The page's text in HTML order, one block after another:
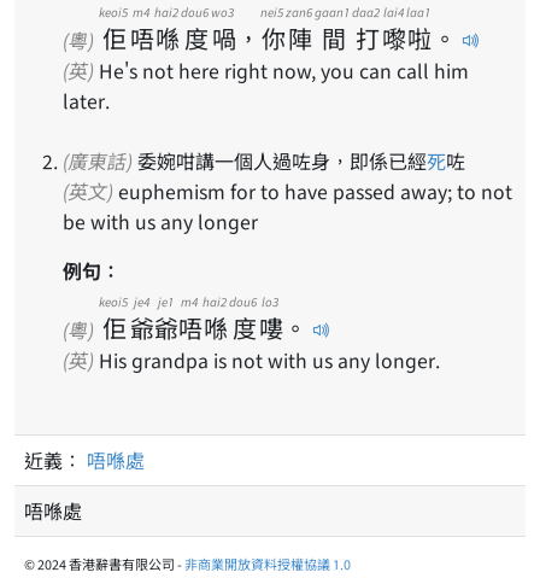
(粵) 佢
keoi5
唔
m4
喺
hai2
度
dou6
喎
wo3
， 你
nei5
陣
zan6
間
gaan1
打
daa2
嚟
lai4
啦
laa1
。
(英) He's not here right now, you can call him
later.
(廣東話) 委婉咁講一個人過咗身，即係已經死咗
(英文)
be with us any longer
例句：
(粵) 佢
keoi5
爺
je4
爺
je1
唔
m4
喺
hai2
度
dou6
嘍
lo3
。
(英) His grandpa is not with us any longer.
近義： 唔喺處
唔喺處
© 2024 香港辭書有限公司 -非商業開放資料授權協議 1.0